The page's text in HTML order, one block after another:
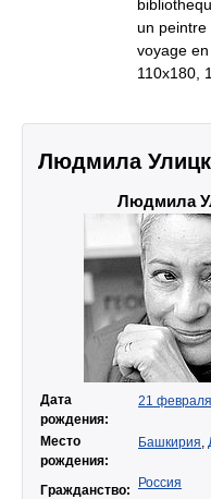
un peintre
voyage
110x180,
Людмила
Людмила
Дата
рождения:
21 февраля
Место
рождения:
Башкирия,
Гражданство: Россия